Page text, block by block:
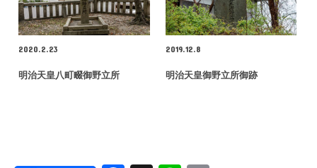
2020.2.23
明治天皇八町畷御野立所
2019.12.8
明治天皇御野立所御跡